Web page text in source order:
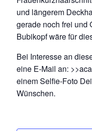
und längerem
gerade noch frei und
Bubikopf wäre für
Bei Interesse an
eine E-Mail an:
einem Selfie-Foto
Wünschen.